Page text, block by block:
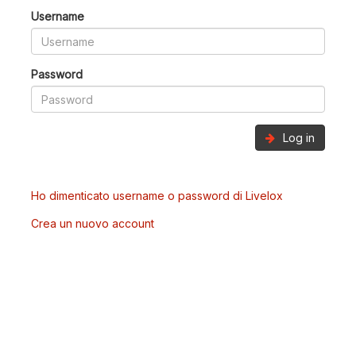
Username
Password
Log in
Ho dimenticato username o password di Livelox
Crea un nuovo account